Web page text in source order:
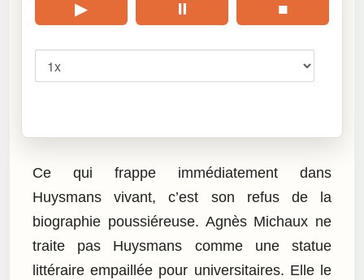
▶ ⏸ ■
Ce qui frappe immédiatement dans
Huysmans vivant, c’est son refus de la
biographie poussiéreuse. Agnès Michaux ne
traite pas Huysmans comme une statue
littéraire empaillée pour universitaires. Elle le